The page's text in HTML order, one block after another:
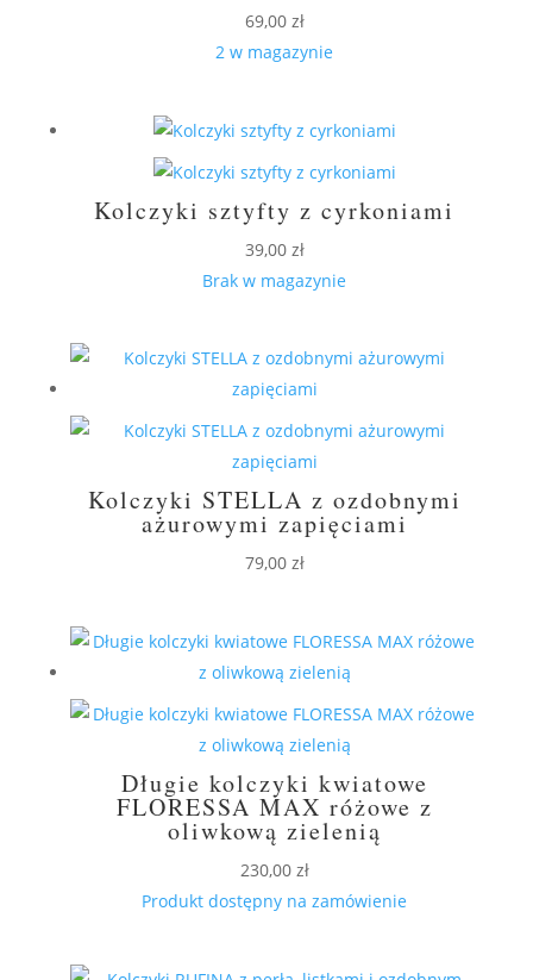
69,00 zł
2 w magazynie
Kolczyki sztyfty z cyrkoniami
39,00 zł
Brak w magazynie
Kolczyki STELLA z ozdobnymi
ażurowymi zapięciami
79,00 zł
Długie kolczyki kwiatowe
FLORESSA MAX różowe z
oliwkową zielenią
230,00 zł
Produkt dostępny na zamówienie